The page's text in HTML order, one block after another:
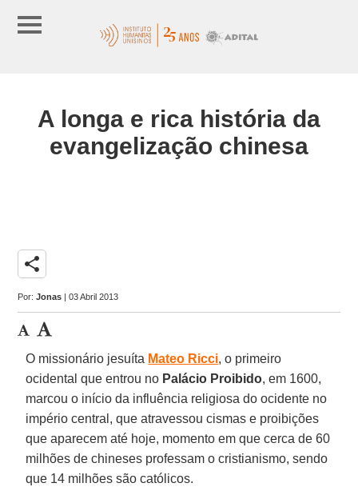
A longa e rica história da
evangelização chinesa
share
Por:Jonas | 03 Abril 2013
O missionário jesuíta Mateo Ricci, o primeiro
ocidental que entrou no Palácio Proibido, em 1600,
marcou o início da influência religiosa do ocidente no
império central, que atravessou cismas e proibições
que aparecem até hoje, momento em que cerca de 60
milhões de chineses professam o cristianismo, sendo
que 14 milhões são católicos.